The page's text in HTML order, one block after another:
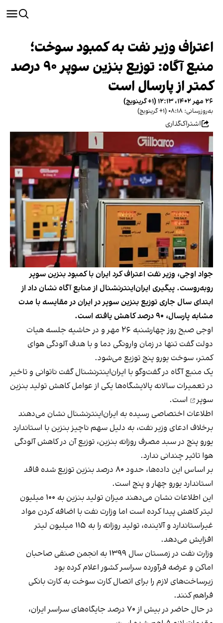
اعتراف وزیر نفت به کمبود سوخت؛
منبع آگاه: توزیع بنزین سوپر ۹۰ درصد
کمتر از پارسال است
۲۶ مهر ۱۴۰۲، ۱۲:۱۳ (‎+۱ گرینویچ)
به‌روزرسانی: ۰۸:۱۸ (‎+۱ گرینویچ)
اشتراک‌گذاری
جواد اوجی، وزیر نفت اعتراف کرد ایران با کمبود بنزین سوپر
روبه‌روست. پیگیری ایران‌اینترنشنال از منابع آگاه نشان داد از
ابتدای سال جاری توزیع بنزین سوپر در ایران در مقایسه با مدت
مشابه پارسال، ۹۰ درصد کاهش یافته است.
اوجی صبح روز چهارشنبه ۲۶ مهر و در حاشیه جلسه هیات
دولت گفت تنها در زمان وارونگی دما و با هدف آلودگی هوای
کمتر، سوخت یورو پنج توزیع می‌شود.
یک منبع آگاه در گفت‌وگو با ایران‌اینترنشنال گفت ناتوانی و تاخیر
در تعمیرات سالانه پالایشگاه‌ها یکی از عواملکاهش تولید بنزین
سوپر
است.
اطلاعات اختصاصی رسیده به ایران‌اینترنشنال نشان می‌دهند
برخلاف ادعای وزیر نفت، به دلیل سهم ناچیز بنزین با استاندارد
یورو پنج در سبد مصرف روزانه بنزین، توزیع آن در کاهش آلودگی
هوا تاثیر چندانی ندارد.
بر اساس این داده‌ها، حدود ۸۰ درصد بنزین توزیع شده فاقد
استاندارد یورو چهار و پنج است.
این اطلاعات نشان می‌دهند میزان تولید بنزین به ۱۰۰ میلیون
لیتر کاهش پیدا کرده است اما وزارت نفت با اضافه کردن مواد
غیر‌استاندارد و آلاینده، تولید روزانه را به ۱۱۵ میلیون لیتر
افزایش می‌دهد.
وزارت نفت در زمستان سال ۱۳۹۹ به انجمن صنفی صاحبان
اماکن و عرضه فرآورده سراسر کشور اعلام کرده بود
زیرساخت‌های لازم را برای اتصال کارت سوخت به کارت بانکی
فراهم کنند.
در حال حاضر در بیش از ۷۰ درصد جایگاه‌های سراسر ایران،